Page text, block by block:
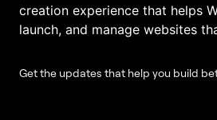
creation experience that helps
launch, and manage websites
Get the updates that help you build